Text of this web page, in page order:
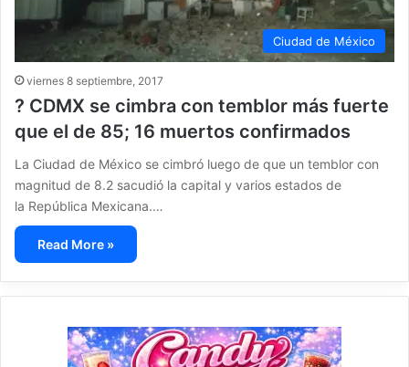
Ciudad de México
viernes 8 septiembre, 2017
? CDMX se cimbra con temblor más fuerte
que el de 85; 16 muertos confirmados
La Ciudad de México se cimbró luego de que un temblor con
magnitud de 8.2 sacudió la capital y varios estados de
la República Mexicana.…
Read More »